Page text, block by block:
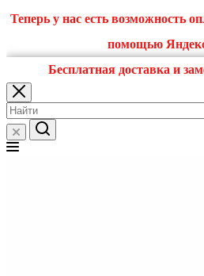
Теперь у нас есть возможность
помощью
Бесплатная доставка и